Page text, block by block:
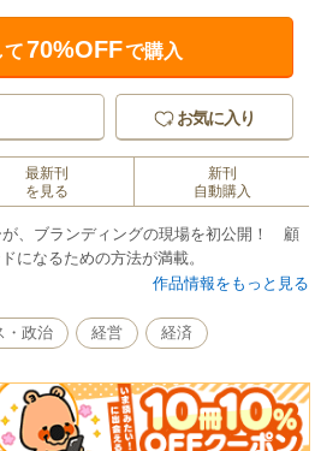
て70%OFFで購入
お気に入り
最新刊
を見る
新刊
自動購入
、ブランディングの現場を初公開！ 顧
になるための方法が満載。
作品情報をもっと見る
・政治 経営 経済